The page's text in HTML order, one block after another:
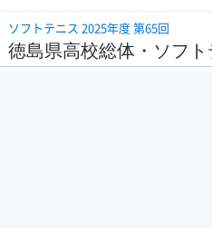
ソフトテニス 2025年度 第65回
徳島県高校総体・ソフ